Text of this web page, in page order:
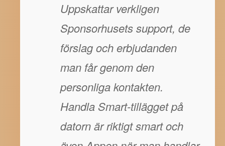
Uppskattar verkligen
Sponsorhusets support, de
förslag och erbjudanden
man får genom den
personliga kontakten.
Handla Smart-tillägget på
datorn är riktigt smart och